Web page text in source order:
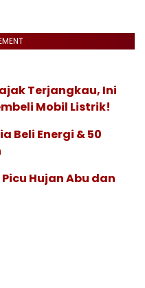
Terjangkau, Ini
Mobil Listrik!
Beli Energi & 50
Hujan Abu dan